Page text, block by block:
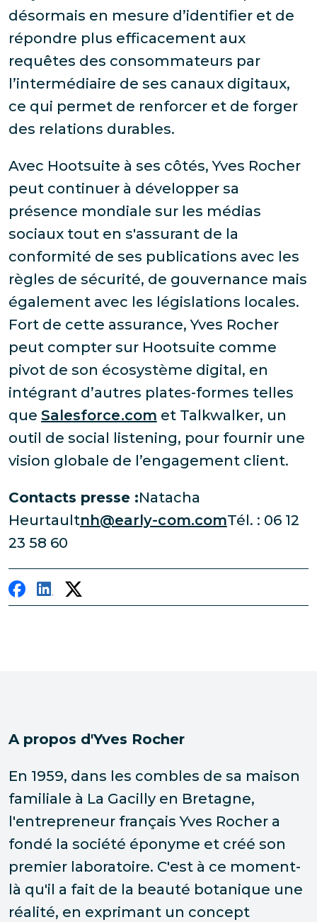
désormais en mesure d’identifier et de
répondre plus efficacement aux
requêtes des consommateurs par
l’intermédiaire de ses canaux digitaux,
ce qui permet de renforcer et de forger
des relations durables.
Avec Hootsuite à ses côtés, Yves Rocher
peut continuer à développer sa
présence mondiale sur les médias
sociaux tout en s'assurant de la
conformité de ses publications avec les
règles de sécurité, de gouvernance mais
également avec les législations locales.
Fort de cette assurance, Yves Rocher
peut compter sur Hootsuite comme
pivot de son écosystème digital, en
intégrant d’autres plates-formes telles
que Salesforce.com et Talkwalker, un
outil de social listening, pour fournir une
vision globale de l’engagement client.
Contacts presse :Natacha
Heurtaultnh@early-com.comTél. : 06 12
23 58 60
A propos d'Yves Rocher
En 1959, dans les combles de sa maison
familiale à La Gacilly en Bretagne,
l'entrepreneur français Yves Rocher a
fondé la société éponyme et créé son
premier laboratoire. C'est à ce moment-
là qu'il a fait de la beauté botanique une
réalité, en exprimant un concept